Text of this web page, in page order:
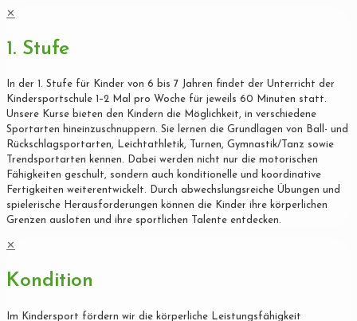
✕
1. Stufe
In der 1. Stufe für Kinder von 6 bis 7 Jahren findet der Unterricht der
Kindersportschule 1–2 Mal pro Woche für jeweils 60 Minuten statt.
Unsere Kurse bieten den Kindern die Möglichkeit, in verschiedene
Sportarten hineinzuschnuppern. Sie lernen die Grundlagen von Ball- und
Rückschlagsportarten, Leichtathletik, Turnen, Gymnastik/Tanz sowie
Trendsportarten kennen. Dabei werden nicht nur die motorischen
Fähigkeiten geschult, sondern auch konditionelle und koordinative
Fertigkeiten weiterentwickelt. Durch abwechslungsreiche Übungen und
spielerische Herausforderungen können die Kinder ihre körperlichen
Grenzen ausloten und ihre sportlichen Talente entdecken.
✕
Kondition
Im Kindersport fördern wir die körperliche Leistungsfähigkeit